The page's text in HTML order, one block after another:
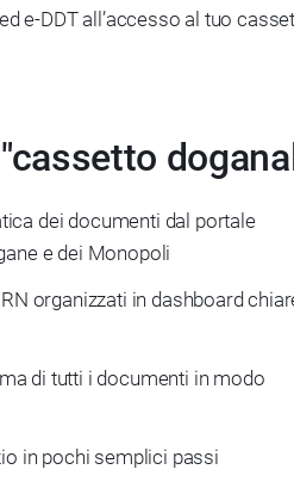
e-DDT all’accesso al tuo
dei documenti dal portale
e dei Monopoli
organizzati in dashboard
di tutti i documenti in modo
in pochi semplici passi